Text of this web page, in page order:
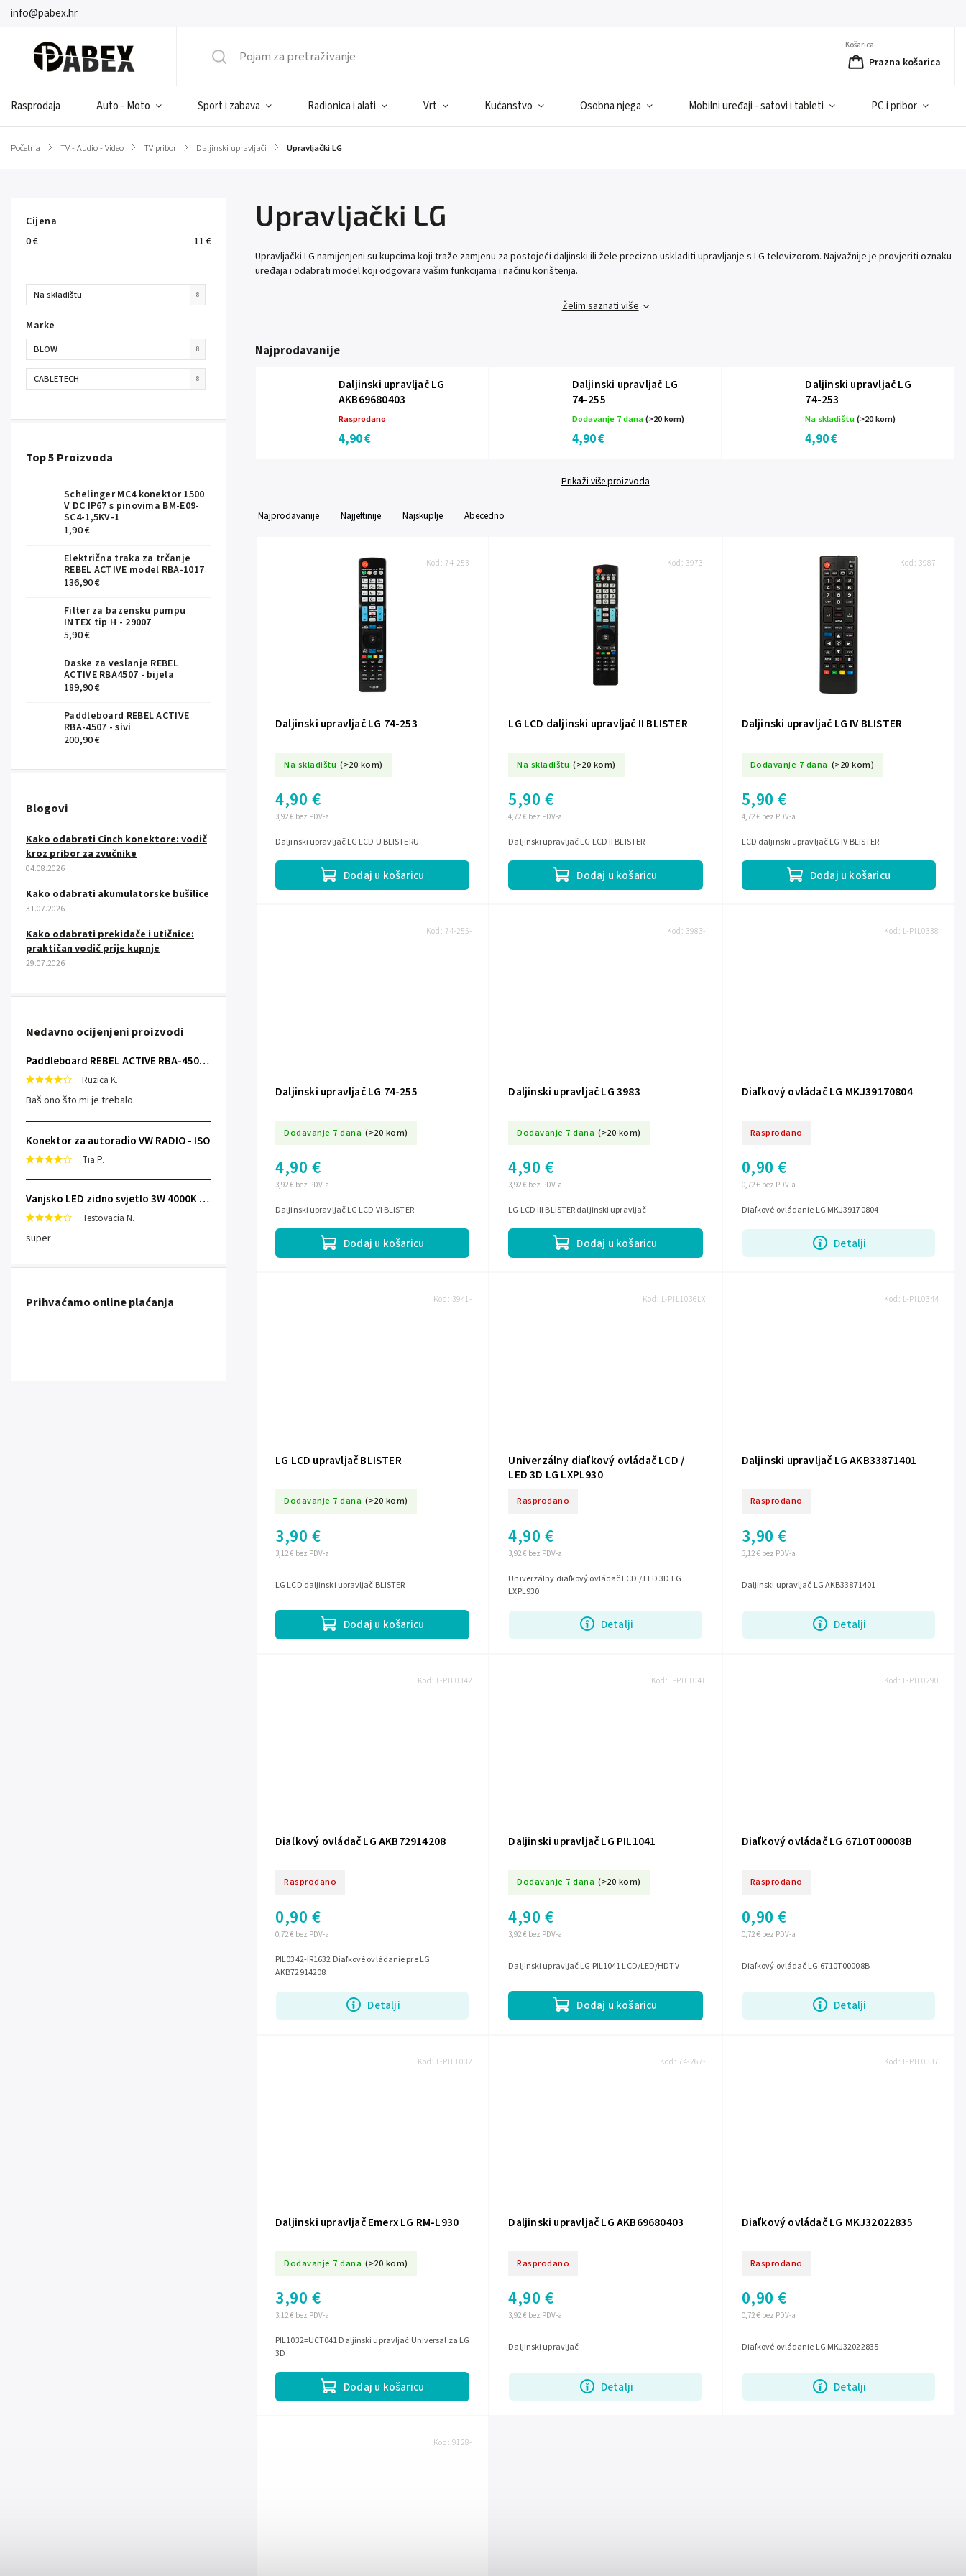
info@pabex.hr
Košarica
Prazna košarica
Rasprodaja Auto - Moto Sport i zabava Radionica i alati Vrt Kućanstvo Osobna njega Mobilni uređaji - satovi i tableti PC i pribor
Početna / TV - Audio - Video / TV pribor / Daljinski upravljači / Upravljački LG
Cijena
0€ 11€
Na skladištu 8
Marke
BLOW 8
CABLETECH 8
Top 5 Proizvoda
Schelinger MC4 konektor 1500
V DC IP67 s pinovima BM-E09-
SC4-1,5KV-1
1,90 €
Električna traka za trčanje
REBEL ACTIVE model RBA-1017
136,90 €
Filter za bazensku pumpu
INTEX tip H - 29007
5,90 €
Daske za veslanje REBEL
ACTIVE RBA4507 - bijela
189,90 €
Paddleboard REBEL ACTIVE
RBA-4507 - sivi
200,90 €
Blogovi
Kako odabrati Cinch konektore: vodič
kroz pribor za zvučnike
04.08.2026
Kako odabrati akumulatorske bušilice
31.07.2026
Kako odabrati prekidače i utičnice:
praktičan vodič prije kupnje
29.07.2026
Nedavno ocijenjeni proizvodi
Paddleboard REBEL ACTIVE RBA-4507 - sivi
Ruzica K.
Baš ono što mi je trebalo.
Konektor za autoradio VW RADIO - ISO
Tia P.
Vanjsko LED zidno svjetlo 3W 4000K IP65
Testovacia N.
super
Prihvaćamo online plaćanja
Upravljački LG
Upravljački LG namijenjeni su kupcima koji traže zamjenu za postojeći daljinski ili žele precizno uskladiti upravljanje s LG televizorom. Najvažnije je provjeriti oznaku
uređaja i odabrati model koji odgovara vašim funkcijama i načinu korištenja.
Želim saznati više
Najprodavanije
Daljinski upravljač LG
AKB69680403
Rasprodano
4,90 €
Daljinski upravljač LG
74-255
Dodavanje 7 dana(>20 kom)
4,90 €
Daljinski upravljač LG
74-253
Na skladištu(>20 kom)
4,90 €
Prikaži više proizvoda
Najprodavanije Najjeftinije Najskuplje Abecedno
Daljinski upravljač LG 74-253
Na skladištu (>20 kom)
3,92 € bez PDV-a
4,90 €
Dodaj u košaricu
Daljinski upravljač LG LCD U BLISTERU
Kod: 74-253-
LG LCD daljinski upravljač II BLISTER
Na skladištu (>20 kom)
4,72 € bez PDV-a
5,90 €
Dodaj u košaricu
Daljinski upravljač LG LCD II BLISTER
Kod: 3973-
Daljinski upravljač LG IV BLISTER
Dodavanje 7 dana (>20 kom)
4,72 € bez PDV-a
5,90 €
Dodaj u košaricu
LCD daljinski upravljač LG IV BLISTER
Kod: 3987-
Daljinski upravljač LG 74-255
Dodavanje 7 dana (>20 kom)
3,92 € bez PDV-a
4,90 €
Dodaj u košaricu
Daljinski upravljač LG LCD VI BLISTER
Kod: 74-255-
Daljinski upravljač LG 3983
Dodavanje 7 dana (>20 kom)
3,92 € bez PDV-a
4,90 €
Dodaj u košaricu
LG LCD III BLISTER daljinski upravljač
Kod: 3983-
Diaľkový ovládač LG MKJ39170804
Rasprodano
0,72 € bez PDV-a
0,90 €
Detalji
Diaľkové ovládanie LG MKJ39170804
Kod: L-PIL0338
LG LCD upravljač BLISTER
Dodavanje 7 dana (>20 kom)
3,12 € bez PDV-a
3,90 €
Dodaj u košaricu
LG LCD daljinski upravljač BLISTER
Kod: 3941-
Univerzálny diaľkový ovládač LCD /
LED 3D LG LXPL930
Rasprodano
3,92 € bez PDV-a
4,90 €
Detalji
Univerzálny diaľkový ovládač LCD / LED 3D LG
LXPL930
Kod: L-PIL1036LX
Daljinski upravljač LG AKB33871401
Rasprodano
3,12 € bez PDV-a
3,90 €
Detalji
Daljinski upravljač LG AKB33871401
Kod: L-PIL0344
Diaľkový ovládač LG AKB72914208
Rasprodano
0,72 € bez PDV-a
0,90 €
Detalji
PIL0342-IR1632 Diaľkové ovládanie pre LG
AKB72914208
Kod: L-PIL0342
Daljinski upravljač LG PIL1041
Dodavanje 7 dana (>20 kom)
3,92 € bez PDV-a
4,90 €
Dodaj u košaricu
Daljinski upravljač LG PIL1041 LCD/LED/HDTV
Kod: L-PIL1041
Diaľkový ovládač LG 6710T00008B
Rasprodano
0,72 € bez PDV-a
0,90 €
Detalji
Diaľkový ovládač LG 6710T00008B
Kod: L-PIL0290
Daljinski upravljač Emerx LG RM-L930
Dodavanje 7 dana (>20 kom)
3,12 € bez PDV-a
3,90 €
Dodaj u košaricu
PIL1032=UCT041 Daljinski upravljač Universal za LG
3D
Kod: L-PIL1032
Daljinski upravljač LG AKB69680403
Rasprodano
3,92 € bez PDV-a
4,90 €
Detalji
Daljinski upravljač
Kod: 74-267-
Diaľkový ovládač LG MKJ32022835
Rasprodano
0,72 € bez PDV-a
0,90 €
Detalji
Diaľkové ovládanie LG MKJ32022835
Kod: L-PIL0337
Kod:9128-